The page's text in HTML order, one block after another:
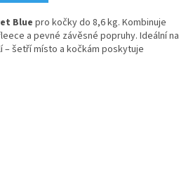
Bluepro kočky do 8,6 kg. Kombinuje
a pevné závěsné popruhy. Ideální na
– šetří místo a kočkám poskytuje